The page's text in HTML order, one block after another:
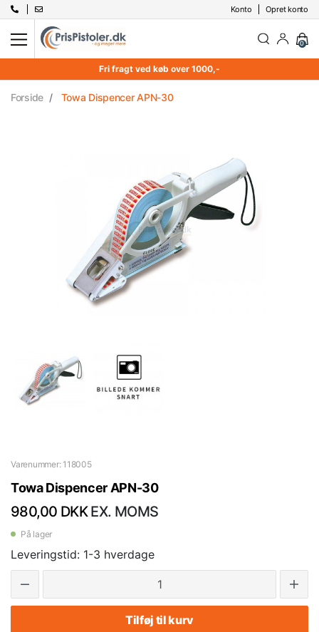
Konto Opret konto
0
Fri fragt ved køb over 1000,-
Forside Towa Dispencer APN-30
Varenummer: 118005
Towa Dispencer APN-30
980,00 DKK EX. MOMS
På lager
Leveringstid: 1-3 hverdage
Tilføj til kurv